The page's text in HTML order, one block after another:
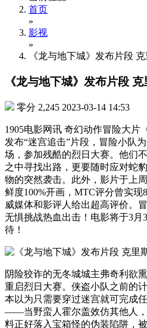
首页
»
影视
»
《龙与地下城》发布片段
《龙与地下城》发布片段
零分 2,245 2023-03-14 14:53
1905电影网讯 奇幻动作冒险大片
发布“迷宫追击”片段，冒险小队
场，参加残酷的烈日大赛。他们
之中寻找出路，更要随时应对蛇
物的突然袭击。此外，影片于上
鲜度100%开画，MTC评分曾实现
威媒体和影评人给出超高评价。
无惧挑战热血出击！电影将于3月
待！
阴险狡诈的无冬城城主弗奇利欲
重启烈日大赛。侠盗小队之前的
本以为只需要穿过迷宫就可完成
——当野蛮人霍尔盖效仿其他人
料正好落入宝箱怪的伪装陷阱，